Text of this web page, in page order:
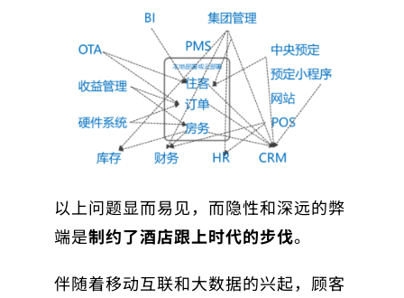
以上问题显而易见，而隐性和深远的弊
端是制约了酒店跟上时代的步伐。
伴随着移动互联和大数据的兴起，顾客